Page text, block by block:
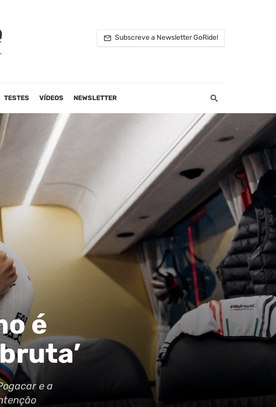
Subscreve a Newsletter GoRide!
TESTES VÍDEOS NEWSLETTER
é
e a